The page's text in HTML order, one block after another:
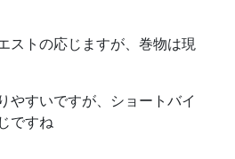
ストの応じますが、巻物は現
やすいですが、ショートバイ
ですね